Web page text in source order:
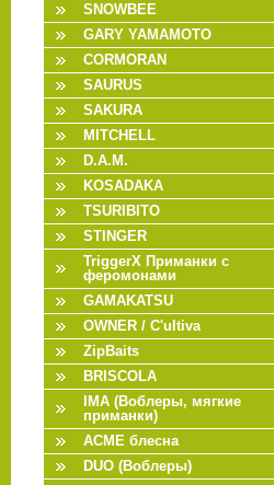
SNOWBEE
GARY YAMAMOTO
CORMORAN
SAURUS
SAKURA
MITCHELL
D.A.M.
KOSADAKA
TSURIBITO
STINGER
TriggerX Приманки с
феромонами
GAMAKATSU
OWNER / C'ultiva
ZipBaits
BRISCOLA
IMA (Воблеры, мягкие
приманки)
ACME блесна
DUO (Воблеры)